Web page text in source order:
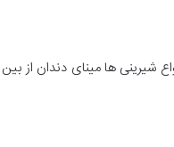
شیرینی ها مینای دندان